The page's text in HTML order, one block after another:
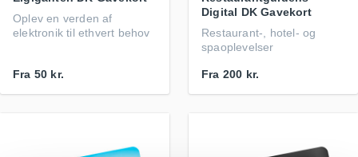
Oplev en verden af
elektronik til ethvert behov
Fra 50 kr.
Digital DK Gavekort
Restaurant-, hotel- og
spaoplevelser
Fra 200 kr.